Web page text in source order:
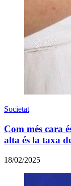
Societat
Com més cara
alta és la taxa
18/02/2025